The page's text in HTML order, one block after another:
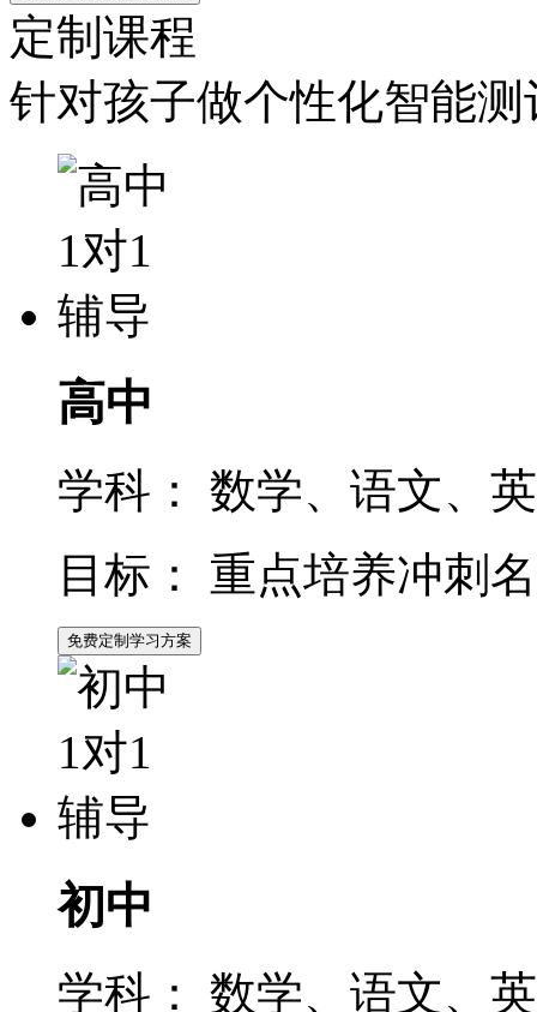
定制课程
针对孩子做个性化智能
高中
学科：
数学、语文、
目标：
重点培养冲刺
免费定制学习方案
初中
学科： 数学、语文、